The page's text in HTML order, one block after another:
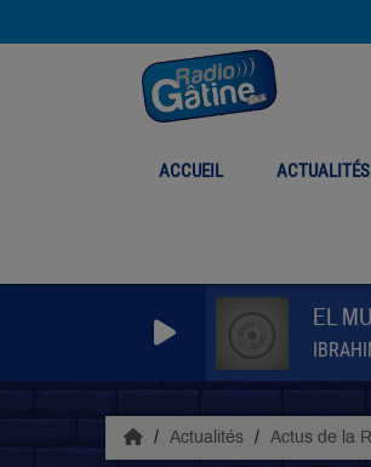
ACCUEIL ACTUALITÉS
EL
Actualités Actus de la